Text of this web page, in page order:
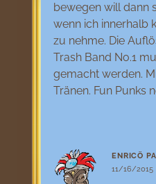
bewegen will dann
wenn ich innerhalb
zu nehme. Die
Trash Band No.1
gemacht werden.
Tränen. Fun Punks
ENRICÖ
11/16/2015